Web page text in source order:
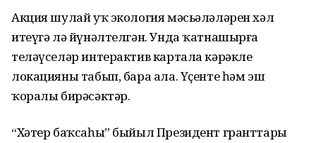
Акция шулай уҡ экология мәсьәләләрен хәл
итеүгә лә йүнәлтелгән. Унда ҡатнашырға
теләүселәр интерактив картала кәрәкле
локацияны табып, бара ала. Үҫенте һәм эш
ҡоралы бирәсәктәр.
“Хәтер баҡсаһы” быйыл Президент гранттары